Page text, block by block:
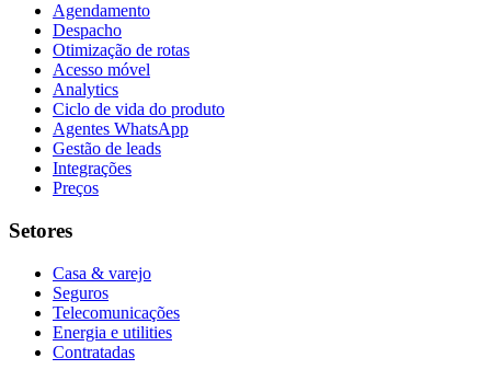
Agendamento
Despacho
Otimização de rotas
Acesso móvel
Analytics
Ciclo de vida do produto
Agentes WhatsApp
Gestão de leads
Integrações
Preços
Setores
Casa & varejo
Seguros
Telecomunicações
Energia e utilities
Contratadas